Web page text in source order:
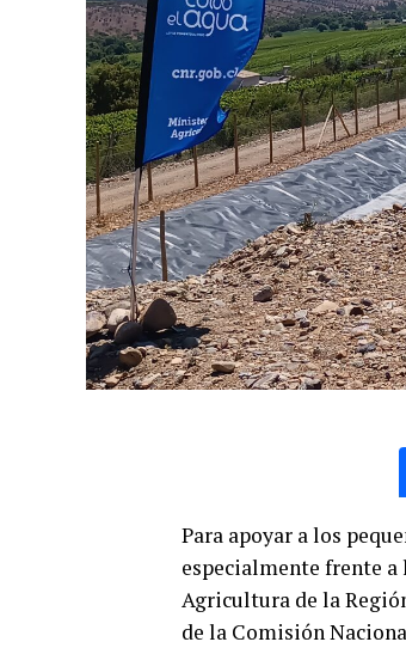
Para apoyar a los
especialmente frente
Agricultura de la
de la Comisión